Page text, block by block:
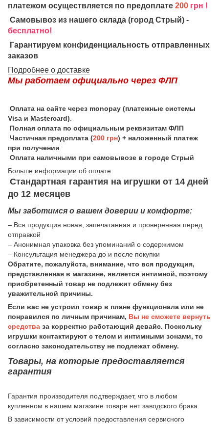
платежом осуществляется по предоплате 200 грн !
Самовывоз из нашего склада (город Стрый) -
бесплатно!
Гарантируем конфиденциальность отправленных
заказов
Подробнее о доставке
Мы работаем официально через ФЛП
Оплата на сайте через monopay (платежные системы
Visa и Mastercard)
Полная оплата по официальным реквизитам ФЛП
Частичная предоплата (200 грн) + наложенный платеж
при получении
Оплата наличными при самовывозе в городе Стрый
Больше информации об оплате
Стандартная гарантия на игрушки от 14 дней
до 12 месяцев
Мы заботимся о вашем доверии и комфорте:
– Вся продукция новая, запечатанная и проверенная перед
отправкой
– Анонимная упаковка без упоминаний о содержимом
– Консультация менеджера до и после покупки
Обратите, пожалуйста, внимание, что вся продукция,
представленная в магазине, является интимной, поэтому
приобретенный товар не подлежит обмену без
уважительной причины.
Если вас не устроил товар в плане функционала или не
понравился по личным причинам, Вы не сможете вернуть
средства за корректно работающий девайс. Поскольку
игрушки контактируют с телом и интимными зонами, то
согласно законодательству не подлежат обмену.
Товары, на которые предоставляется
гарантия
Гарантия производителя подтверждает, что в любом
купленном в нашем магазине товаре нет заводского брака.
В зависимости от условий предоставления сервисного